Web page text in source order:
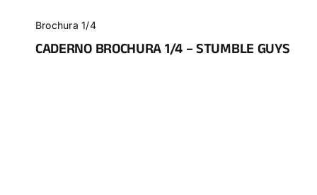
Brochura 1/4
CADERNO BROCHURA 1/4 – STUMBLE GUYS